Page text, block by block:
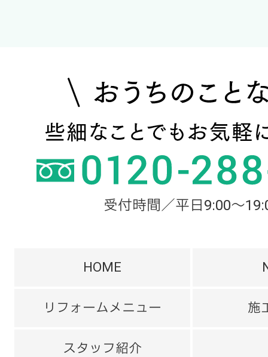
受付時間／平日9:00～
HOME
リフォームメニュー 施
スタッフ紹介